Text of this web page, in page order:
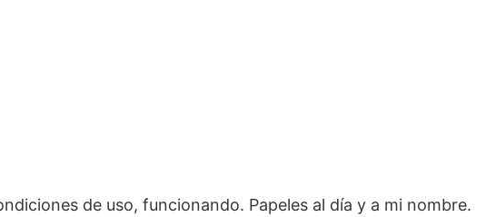
de uso, funcionando. Papeles al día y a mi nombre.